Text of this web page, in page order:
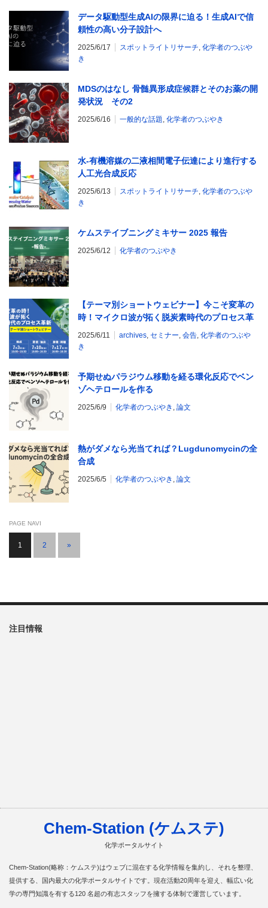
データ駆動型生成AIの限界に迫る！生成AIで信
頼性の高い分子設計へ
2025/6/17 スポットライトリサーチ, 化学者のつぶや
き
MDSのはなし 骨髄異形成症候群とそのお薬の開
発状況 その2
2025/6/16 一般的な話題, 化学者のつぶやき
水-有機溶媒の二液相間電子伝達により進行する
人工光合成反応
2025/6/13 スポットライトリサーチ, 化学者のつぶや
き
ケムステイブニングミキサー 2025 報告
2025/6/12 化学者のつぶやき
【テーマ別ショートウェビナー】今こそ変革の
時！マイクロ波が拓く脱炭素時代のプロセス革
新
2025/6/11 archives, セミナー, 会告, 化学者のつぶや
き
予期せぬパラジウム移動を経る環化反応でベン
ゾヘテロールを作る
2025/6/9 化学者のつぶやき , 論文
熱がダメなら光当てれば？Lugdunomycinの全
合成
2025/6/5 化学者のつぶやき , 論文
PAGE NAVI
1 2 »
注目情報
Chem-Station (ケムステ)
化学ポータルサイト
Chem-Station(略称：ケムステ)はウェブに混在する化学情報を集約し、それを整理、
提供する、国内最大の化学ポータルサイトです。現在活動20周年を迎え、幅広い化
学の専門知識を有する120 名超の有志スタッフを擁する体制で運営しています。